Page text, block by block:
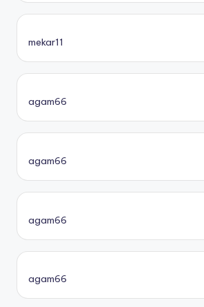
mekar11
agam66
agam66
agam66
agam66